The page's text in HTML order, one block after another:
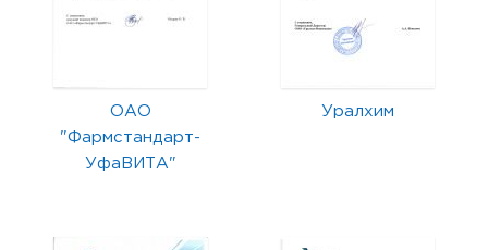
ОАО
"Фармстандарт-
УфаВИТА"
Уралхим